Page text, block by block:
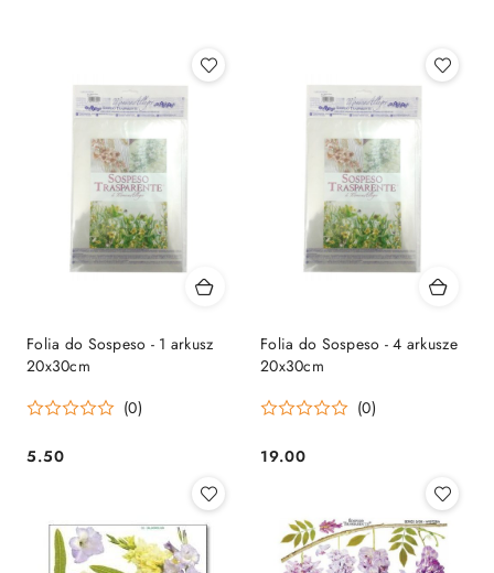
Folia do Sospeso - 1 arkusz
20x30cm
(0)
Cena:
5.50
Folia do Sospeso - 4 arkusze
20x30cm
(0)
Cena:
19.00